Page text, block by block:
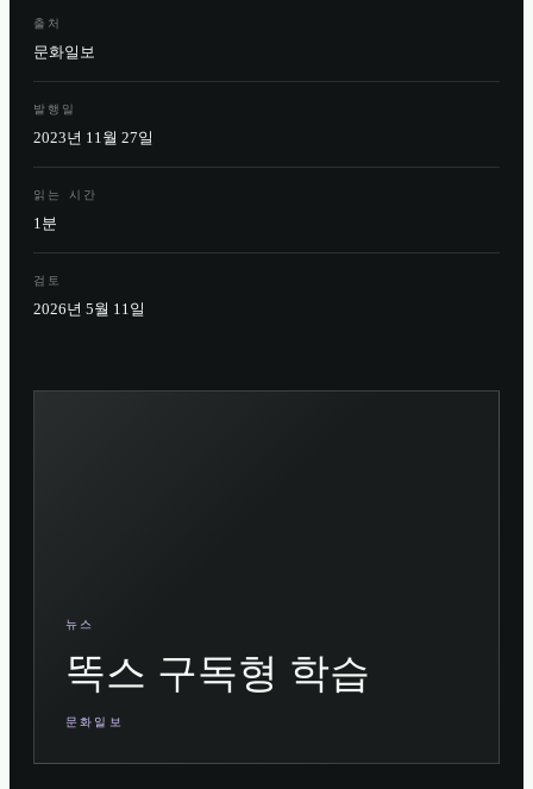
출처
문화일보
발행일
2023년 11월 27일
읽는 시간
1분
검토
2026년 5월 11일
뉴스
똑스 구독형 학습
문화일보